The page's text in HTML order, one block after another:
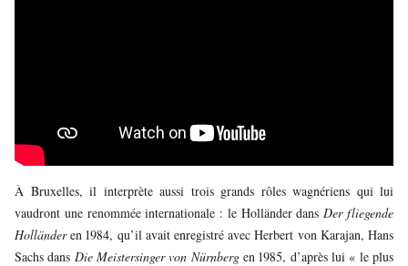
À Bruxelles, il interprète aussi trois grands rôles wagnériens qui lui
vaudront une renommée internationale : le Holländer dans Der fliegende
Holländeren 1984, qu’il avait enregistré avec Herbert von Karajan, Hans
Sachs dans Die Meistersinger von Nürnbergen 1985, d’après lui « le plus